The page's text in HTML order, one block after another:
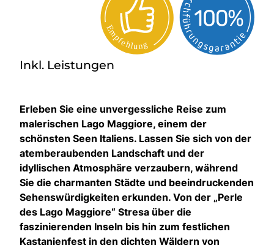
Inkl. Leistungen
Erleben Sie eine unvergessliche Reise zum
malerischen Lago Maggiore, einem der
schönsten Seen Italiens. Lassen Sie sich von der
atemberaubenden Landschaft und der
idyllischen Atmosphäre verzaubern, während
Sie die charmanten Städte und beeindruckenden
Sehenswürdigkeiten erkunden. Von der „Perle
des Lago Maggiore“ Stresa über die
faszinierenden Inseln bis hin zum festlichen
Kastanienfest in den dichten Wäldern von